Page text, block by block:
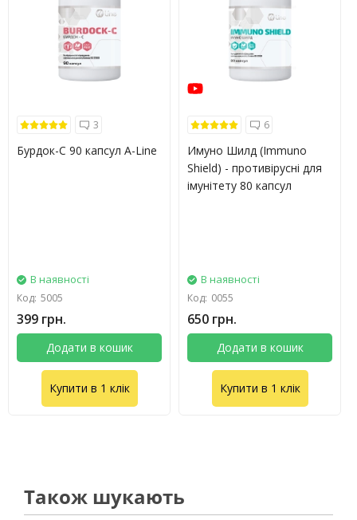
3
Бурдок-С 90 капсул A-Line
В наявності
Код: 5005
399 грн.
Додати в кошик
Купити в 1 клік
6
Имуно Шилд (Immuno
Shield) - противірусні для
імунітету 80 капсул
В наявності
Код: 0055
650 грн.
Додати в кошик
Купити в 1 клік
Також шукають